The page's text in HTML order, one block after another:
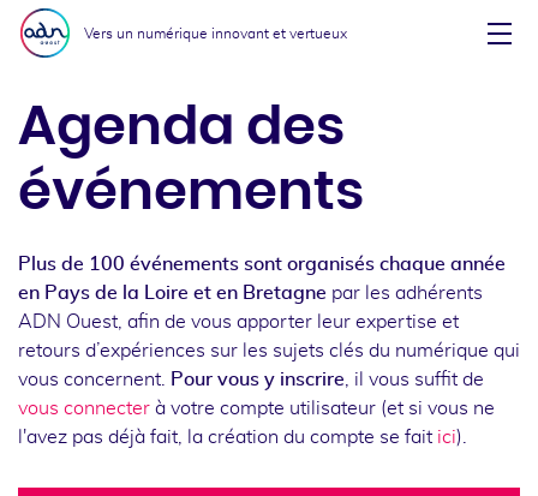
Aller au menu
Aller au contenu
Vers un numérique innovant et vertueux
Agenda des
événements
Plus de 100 événements sont organisés chaque année
en Pays de la Loire et en Bretagne par les adhérents
ADN Ouest, afin de vous apporter leur expertise et
retours d’expériences sur les sujets clés du numérique qui
vous concernent.
Pour vous y inscrire , il vous suffit de
vous connecter à votre compte utilisateur (et si vous ne
l'avez pas déjà fait, la création du compte se fait ici).